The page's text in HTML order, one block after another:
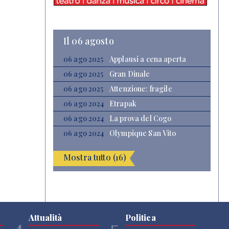
Il 06 agosto
06 ago 2025
Applausi a cena aperta
06 ago 2025
Gran Dinale
06 ago 2025
Attenzione: fragile
06 ago 2024
Etrapak
06 ago 2024
La prova del Cogo
06 ago 2024
Olympique San Vito
Mostra tutto (16)
Attualità Politica